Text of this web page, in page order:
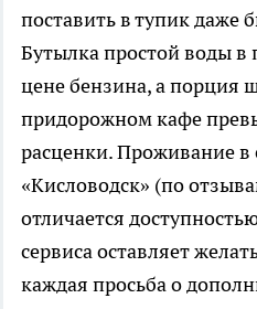
поставить в тупик даже
Бутылка простой воды в
цене бензина, а порция
придорожном кафе
расценки. Проживание в
«Кисловодск» (по
отличается
сервиса оставляет
каждая просьба о